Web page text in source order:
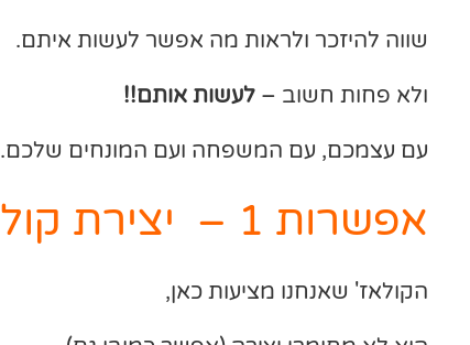
שווה להיזכר ולראות מה אפשר לעשות איתם.
ולא פחות חשוב – לעשות אותם!!
עם עצמכם, עם המשפחה ועם המונחים שלכם.
אפשרות 1 – יצירת קולאז'
הקולאז' שאנחנו מציעות כאן,